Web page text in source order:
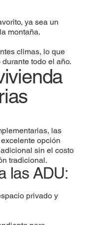
ya sea un
montaña.
climas, lo que
todo el año.
las
opción
sin el costo
tradicional.
las ADU:
privado y